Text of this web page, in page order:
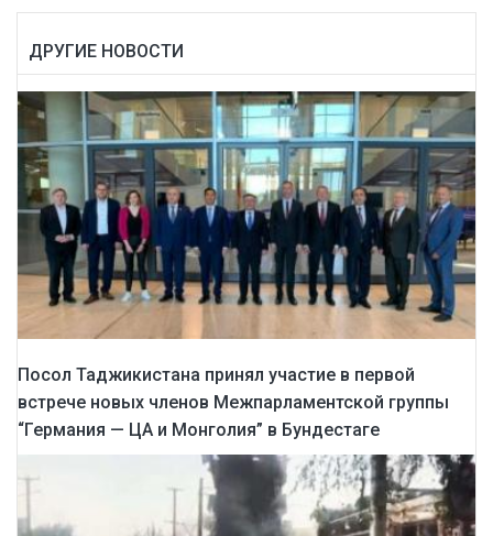
ДРУГИЕ НОВОСТИ
Посол Таджикистана принял участие в первой
встрече новых членов Межпарламентской группы
“Германия — ЦА и Монголия” в Бундестаге